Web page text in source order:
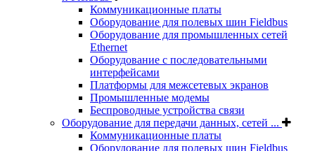
Коммуникационные платы
Оборудование для полевых шин Fieldbus
Оборудование для промышленных сетей
Ethernet
Оборудование с последовательными
интерфейсами
Платформы для межсетевых экранов
Промышленные модемы
Беспроводные устройства связи
Оборудование для передачи данных, сетей ...
Коммуникационные платы
Оборудование для полевых шин Fieldbus